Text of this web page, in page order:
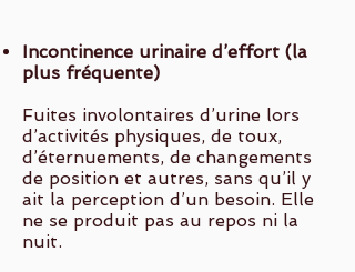
Incontinence urinaire d’effort (la
plus fréquente)
Fuites involontaires d’urine lors
d’activités physiques, de toux,
d’éternuements, de changements
de position et autres, sans qu’il y
ait la perception d’un besoin. Elle
ne se produit pas au repos ni la
nuit.